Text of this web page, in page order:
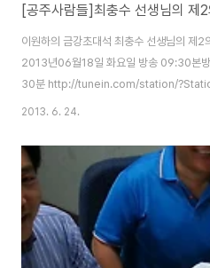
[공주사람들]최충수 선생님의 제
이원하의 금강초대석 최충수 선생님의 제2
2013년06월18일 화요일 방송 09:30본
30분 http://tunein.com/station/
2013. 6. 24.